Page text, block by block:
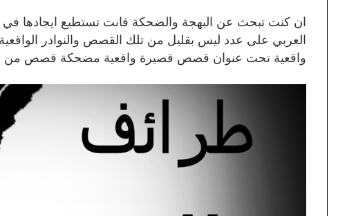
ان كنت تبحث عن البهجة والضحكة فانت تستطيع ايجادها
العربي على عدد ليس بقليل من تلك القصص والنوادر
واقعية تحت عنوان قصص قصيرة واقعية مضحكة قصص من